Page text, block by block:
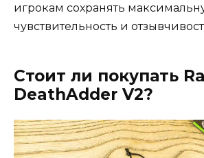
игрокам сохранять
чувствительность и
Стоит ли покупать
DeathAdder V2?